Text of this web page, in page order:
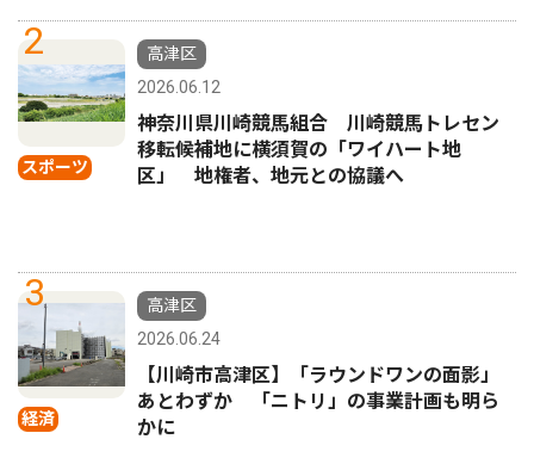
2
スポーツ
高津区
2026.06.12
神奈川県川崎競馬組合 川崎競馬トレセン
移転候補地に横須賀の「ワイハート地
区」 地権者、地元との協議へ
3
経済
高津区
2026.06.24
【川崎市高津区】「ラウンドワンの面影」
あとわずか 「ニトリ」の事業計画も明ら
かに